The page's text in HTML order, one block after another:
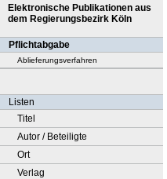
Elektronische Publikationen aus
dem Regierungsbezirk Köln
Pflichtabgabe
Ablieferungsverfahren
Listen
Titel
Autor / Beteiligte
Ort
Verlag